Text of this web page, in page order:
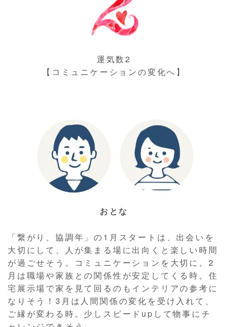
運気数2
【コミュニケーションの変化へ】
おとな
「繋がり、協調年」の1月スタートは、出会いを
大切にして、人が集まる場に出向くと楽しい時間
が過ごせそう。コミュニケーションを大切に。2
月は職場や家族との関係性が安定してくる時。住
宅展示場で家を見て回るのもインテリアの参考に
なりそう！3月は人間関係の変化を受け入れて、
ご縁が変わる時。少しスピードupして物事にチ